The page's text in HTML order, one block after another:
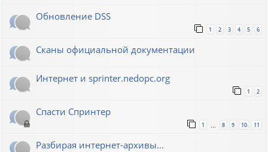
Обновление DSS
1 2 3 4 5 6
Сканы официальной документации
Интернет и sprinter.nedopc.org
1 2
Спасти Спринтер
1 … 8 9 10 11
Разбирая интернет-архивы...